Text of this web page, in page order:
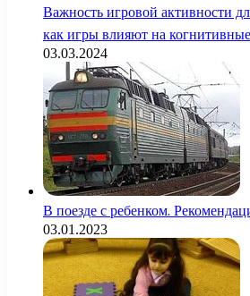
Важность игровой активности
как игры влияют на
03.03.2024
В поезде с ребенком.
03.01.2023